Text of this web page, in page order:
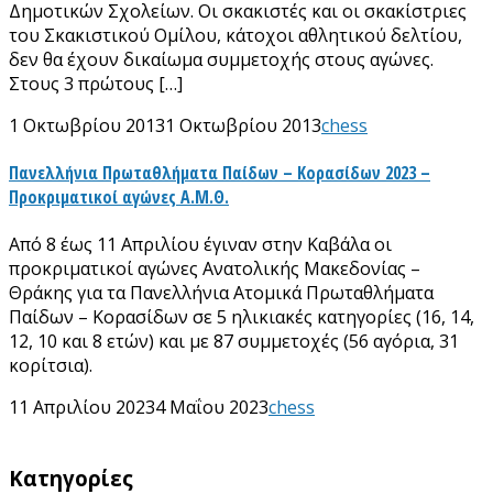
Δημοτικών Σχολείων. Οι σκακιστές και οι σκακίστριες
του Σκακιστικού Ομίλου, κάτοχοι αθλητικού δελτίου,
δεν θα έχουν δικαίωμα συμμετοχής στους αγώνες.
Στους 3 πρώτους […]
1 Οκτωβρίου 20131 Οκτωβρίου 2013chess
Πανελλήνια Πρωταθλήματα Παίδων – Κορασίδων 2023 –
Προκριματικοί αγώνες Α.Μ.Θ.
Από 8 έως 11 Απριλίου έγιναν στην Καβάλα οι
προκριματικοί αγώνες Ανατολικής Μακεδονίας –
Θράκης για τα Πανελλήνια Ατομικά Πρωταθλήματα
Παίδων – Κορασίδων σε 5 ηλικιακές κατηγορίες (16, 14,
12, 10 και 8 ετών) και με 87 συμμετοχές (56 αγόρια, 31
κορίτσια).
11 Απριλίου 20234 Μαΐου 2023chess
Kατηγορίες